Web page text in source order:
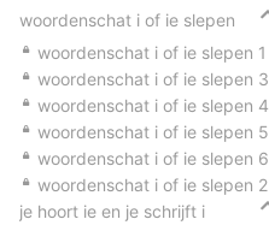
woordenschat i of ie slepen
woordenschat i of ie slepen 1
woordenschat i of ie slepen 3
woordenschat i of ie slepen 4
woordenschat i of ie slepen 5
woordenschat i of ie slepen 6
woordenschat i of ie slepen 2
je hoort ie en je schrijft i